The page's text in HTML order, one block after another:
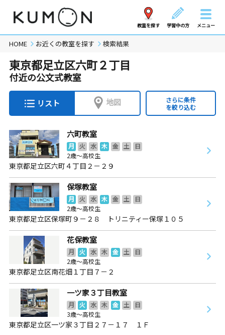
教室を探す 学習中の方 メニュー
HOME お近くの教室を探す 検索結果
東京都足立区六町２丁目
付近の公文式教室
リスト 地図
さらに条件
を絞り込む
六町教室
月 火 水 木 金 土
日
2歳～高校生
東京都足立区六町４丁目２－２９
保塚教室
月 火 水 木 金 土
日
2歳～高校生
東京都足立区保塚町９－２８ トリニティー保塚１０５
花保教室
月 火 水 木 金 土
日
2歳～高校生
東京都足立区南花畑１丁目７－２
一ツ家３丁目教室
月 火 水 木 金 土
日
3歳～高校生
東京都足立区一ツ家３丁目２７－１７ １Ｆ